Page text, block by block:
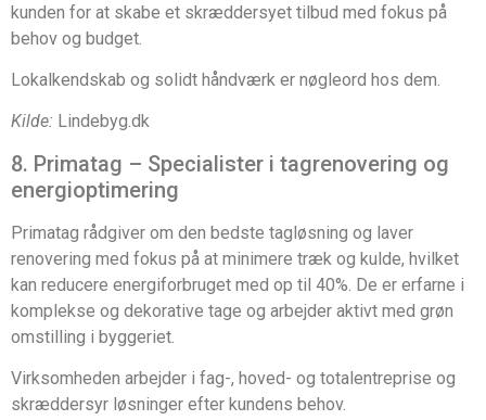
kunden for at skabe et skræddersyet tilbud med fokus på
behov og budget.
Lokalkendskab og solidt håndværk er nøgleord hos dem.
Kilde: Lindebyg.dk
8. Primatag – Specialister i tagrenovering og
energioptimering
Primatag rådgiver om den bedste tagløsning og laver
renovering med fokus på at minimere træk og kulde, hvilket
kan reducere energiforbruget med op til 40%. De er erfarne i
komplekse og dekorative tage og arbejder aktivt med grøn
omstilling i byggeriet.
Virksomheden arbejder i fag-, hoved- og totalentreprise og
skræddersyr løsninger efter kundens behov.